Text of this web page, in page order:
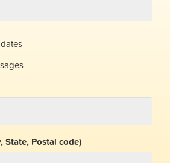
State, Postal code)